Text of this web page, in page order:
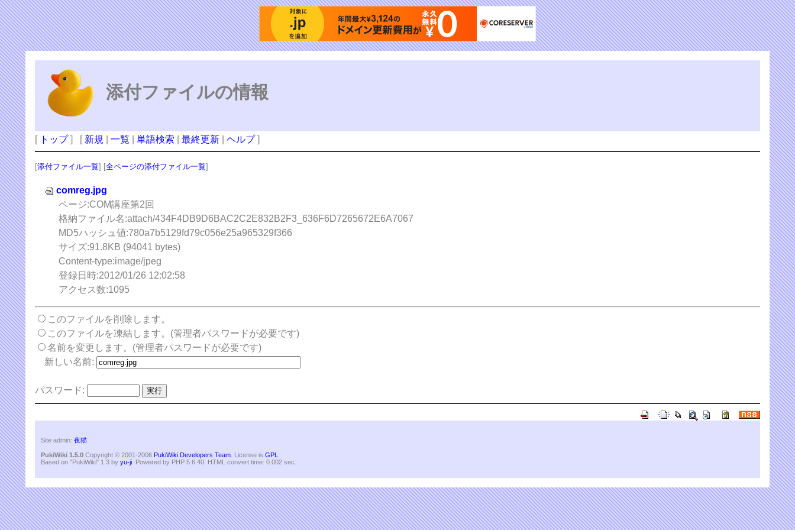
添付ファイルの情報
[ トップ] [ 新規 |一覧 |単語検索 |最終更新 |ヘルプ]
[添付ファイル一覧] [全ページの添付ファイル一覧]
comreg.jpg
ページ:COM講座第2回
格納ファイル名:attach/434F4DB9D6BAC2C2E832B2F3_636F6D7265672E6A7067
MD5ハッシュ値:780a7b5129fd79c056e25a965329f366
サイズ:91.8KB (94041 bytes)
Content-type:image/jpeg
登録日時:2012/01/26 12:02:58
アクセス数:1095
このファイルを削除します。
このファイルを凍結します。(管理者パスワードが必要です)
名前を変更します。(管理者パスワードが必要です)
新しい名前:
パスワード:
Site admin:夜猫
PukiWiki 1.5.0 Copyright © 2001-2006 PukiWiki Developers Team . License isGPL
Based on "PukiWiki" 1.3 byyu-ji . Powered by PHP 5.6.40. HTML convert time: 0.002 sec.